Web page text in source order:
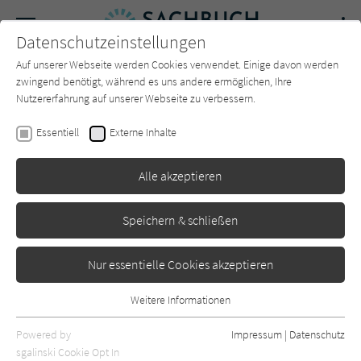
SUCHE Forum Charts Newsletter
Michael Frank
Erschienen: April 2023 0
Datenschutzeinstellungen
Auf unserer Webseite werden Cookies verwendet. Einige davon werden
zwingend benötigt, während es uns andere ermöglichen, Ihre
Nutzererfahrung auf unserer Webseite zu verbessern.
Essentiell Externe Inhalte
Alle akzeptieren
Speichern & schließen
Nur essentielle Cookies akzeptieren
Essentielle Cookies werden für grundlegende Funktionen der
Webseite benötigt. Dadurch ist gewährleistet, dass die Webseite
Weitere Informationen
Powered by
sgalinski Cookie Opt In
Impressum | Datenschutz